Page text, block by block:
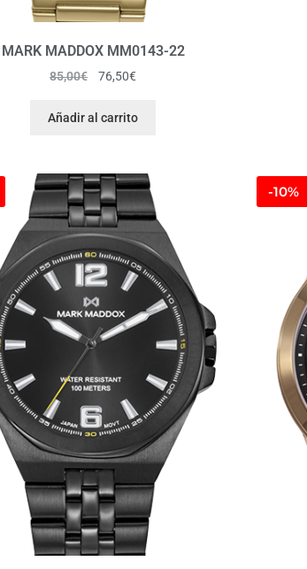
MARK MADDOX MM0143-22
85,00€ 76,50€
Añadir al carrito
-10%